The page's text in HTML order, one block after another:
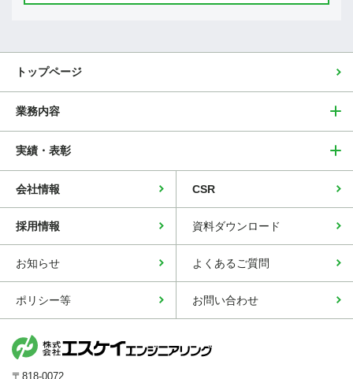
トップページ
業務内容
実績・表彰
会社情報 CSR
採用情報 資料ダウンロード
お知らせ よくあるご質問
ポリシー等 お問い合わせ
〒818-0072